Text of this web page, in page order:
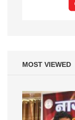
MOST VIEWED